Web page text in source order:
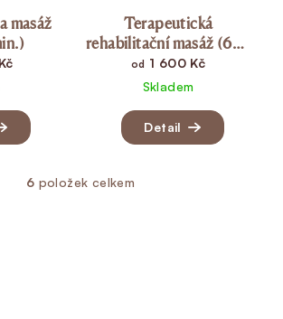
masáž
Terapeutická
rehabilitační masáž (60 -
120 min.)
od 1 600 Kč
Skladem
Detail
Ovládací prvky výpisu
6 položek celkem